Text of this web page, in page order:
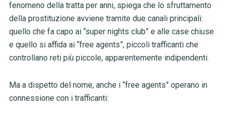
fenomeno della tratta per anni, spiega che lo sfruttamento
della prostituzione avviene tramite due canali principali:
quello che fa capo ai “super nights club” e alle case chiuse
e quello si affida ai “free agents”, piccoli trafficanti che
controllano reti più piccole, apparentemente indipendenti.
Ma a dispetto del nome, anche i “free agents” operano in
connessione con i trafficanti: